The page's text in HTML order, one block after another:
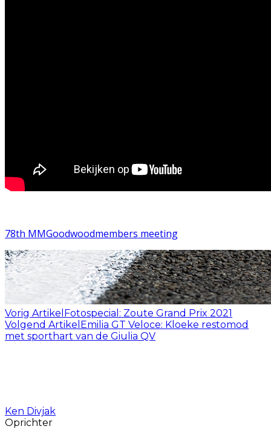
78th MMGoodwoodmembers meeting
Vorig Artikel Fotospecial: Zoute Grand Prix 2021
Volgend Artikel Emilia GT Veloce: Kloeke restomod
met sporthart van de Giulia QV
Ken Divjak
Oprichter